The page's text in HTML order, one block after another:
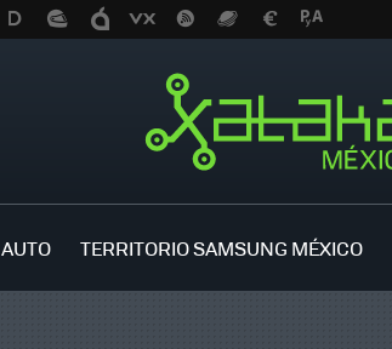
AUTO TERRITORIO SAMSUNG MÉXICO